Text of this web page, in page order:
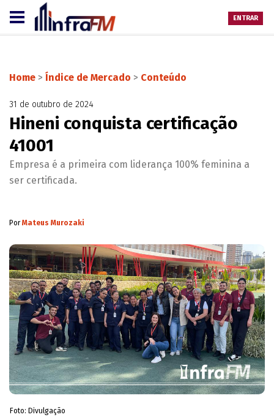
ENTRAR
Home > Índice de Mercado > Conteúdo
31 de outubro de 2024
Hineni conquista certificação
41001
Empresa é a primeira com liderança 100% feminina a
ser certificada.
PorMateus Murozaki
Foto: Divulgação